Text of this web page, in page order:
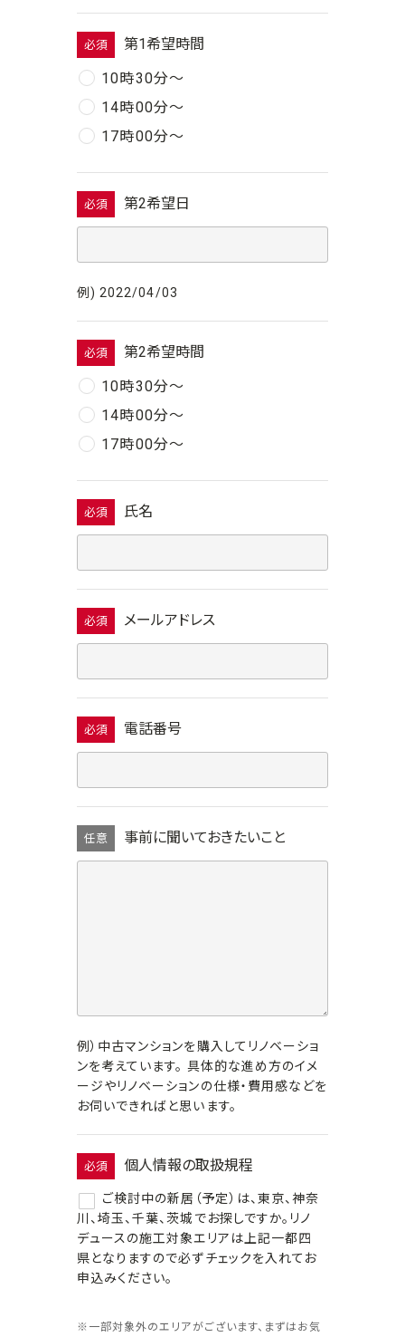
必須
第1希望時間
10時30分〜
14時00分〜
17時00分〜
必須 第2希望日
例) 2022/04/03
必須
第2希望時間
10時30分〜
14時00分〜
17時00分〜
必須 氏名
必須 メールアドレス
必須 電話番号
任意 事前に聞いておきたいこと
例）中古マンションを購入してリノベーショ
ンを考えています。 具体的な進め方のイメ
ージやリノベーションの仕様・費用感などを
お伺いできればと思います。
必須 個人情報の取扱規程
ご検討中の新居（予定）は、東京、神奈
川、埼玉、千葉、茨城でお探しですか。リノ
デュースの施工対象エリアは上記一都四
県となりますので必ずチェックを入れてお
申込みください。
※一部対象外のエリアがございます、まずはお気